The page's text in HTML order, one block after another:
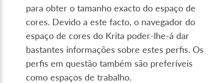
para obter o tamanho exacto do espaço de
cores. Devido a este facto, o navegador do
espaço de cores do Krita poder-lhe-á dar
bastantes informações sobre estes perfis. Os
perfis em questão também são preferíveis
como espaços de trabalho.